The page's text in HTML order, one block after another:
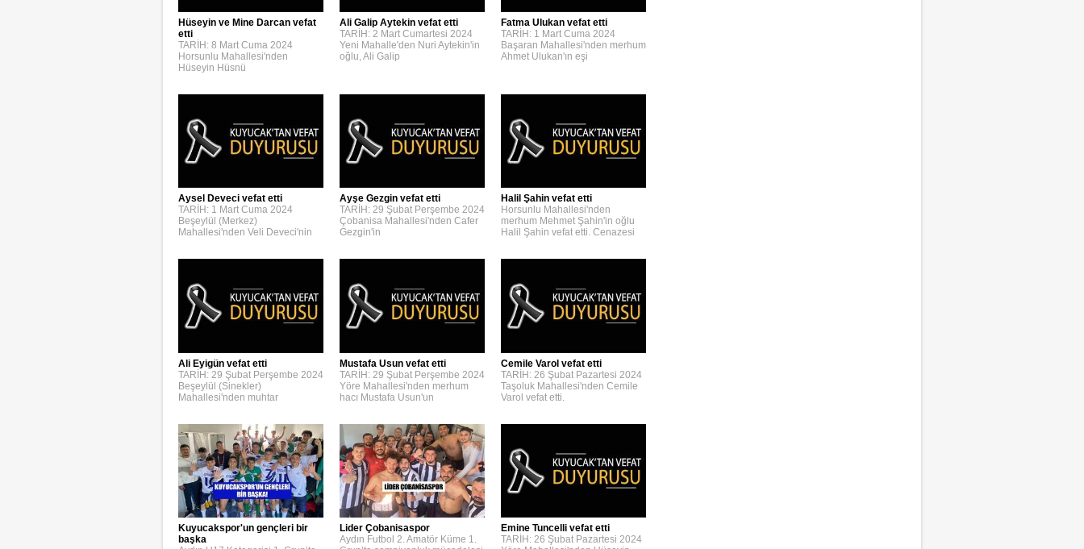
Hüseyin ve Mine Darcan vefat
etti
TARİH: 8 Mart Cuma 2024
Horsunlu Mahallesi'nden
Hüseyin Hüsnü
Ali Galip Aytekin vefat etti
TARİH: 2 Mart Cumartesi 2024
Yeni Mahalle'den Nuri Aytekin'in
oğlu, Ali Galip
Fatma Ulukan vefat etti
TARİH: 1 Mart Cuma 2024
Başaran Mahallesi'nden merhum
Ahmet Ulukan'ın eşi
Aysel Deveci vefat etti
TARİH: 1 Mart Cuma 2024
Beşeylül (Merkez)
Mahallesi'nden Veli Deveci'nin
Ayşe Gezgin vefat etti
TARİH: 29 Şubat Perşembe 2024
Çobanisa Mahallesi'nden Cafer
Gezgin'in
Halil Şahin vefat etti
Horsunlu Mahallesi'nden
merhum Mehmet Şahin'in oğlu
Halil Şahin vefat etti. Cenazesi
Ali Eyigün vefat etti
TARİH: 29 Şubat Perşembe 2024
Beşeylül (Sinekler)
Mahallesi'nden muhtar
Mustafa Usun vefat etti
TARİH: 29 Şubat Perşembe 2024
Yöre Mahallesi'nden merhum
hacı Mustafa Usun'un
Cemile Varol vefat etti
TARİH: 26 Şubat Pazartesi 2024
Taşoluk Mahallesi'nden Cemile
Varol vefat etti.
Kuyucakspor'un gençleri bir
başka
Lider Çobanisaspor
Aydın Futbol 2. Amatör Küme 1.
Emine Tuncelli vefat etti
TARİH: 26 Şubat Pazartesi 2024